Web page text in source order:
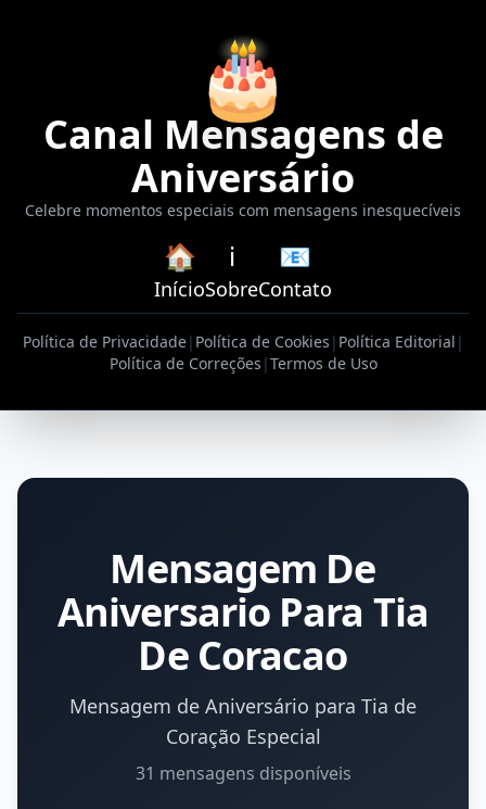
🎂
Canal Mensagens de
Aniversário
Celebre momentos especiais com mensagens inesquecíveis
🏠
Início
ℹ️
Sobre
📧
Contato
Política de Privacidade| Política de Cookies | Política Editorial |
Política de Correções |Termos de Uso
Mensagem De
Aniversario Para Tia
De Coracao
Mensagem de Aniversário para Tia de
Coração Especial
31 mensagens disponíveis